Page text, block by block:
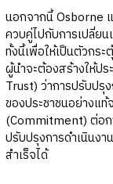
นอกจากนี้ Osborne
ควบคู่ไปกับการเปลี่ย
ทั้งนี้เพื่อให้เป็นตัวกร
ผู้นำจะต้องสร้างให้ป
Trust) ว่าการปรับปรุ
ของประชาชนอย่างแ
(Commitment) ต่อก
ปรับปรุงการดำเนินง
สำเร็จได้